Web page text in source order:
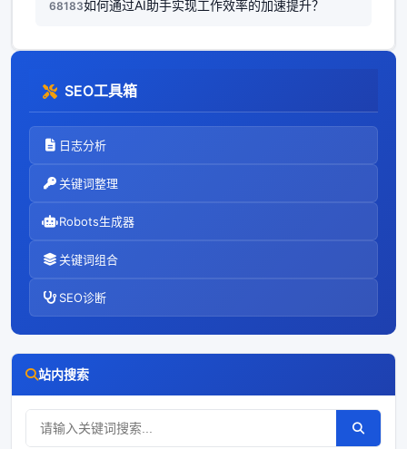
68183如何通过AI助手实现工作效率的加速提升？
SEO工具箱
日志分析
关键词整理
Robots生成器
关键词组合
SEO诊断
站内搜索